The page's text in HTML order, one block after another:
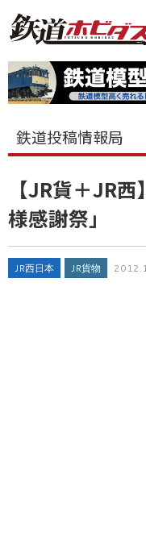
鉄道投稿情報局
【JR貨＋JR
様感謝祭」
JR西日本 JR貨物